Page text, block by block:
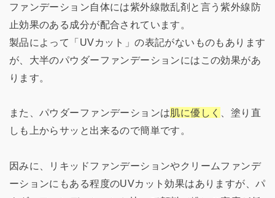
ファンデーション自体には紫外線散乱剤と言う紫外線防
止効果のある成分が配合されています。
製品によって「UVカット」の表記がないものもあります
が、大半のパウダーファンデーションにはこの効果があ
ります。
また、パウダーファンデーションは 肌に優しく
、塗り直
しも上からサッと出来るので簡単です。
因みに、リキッドファンデーションやクリームファンデ
ーションにもある程度のUVカット効果はありますが、パ